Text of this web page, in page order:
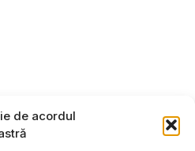
de acordul